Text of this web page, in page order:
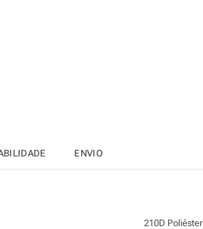
ENVIO
210D Poliéster